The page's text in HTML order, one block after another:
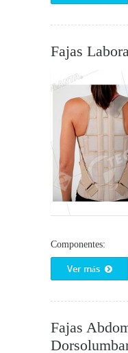
Fajas
Componentes:
Ver más
Fajas